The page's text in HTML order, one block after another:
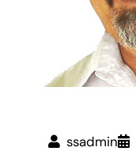
ssadmin